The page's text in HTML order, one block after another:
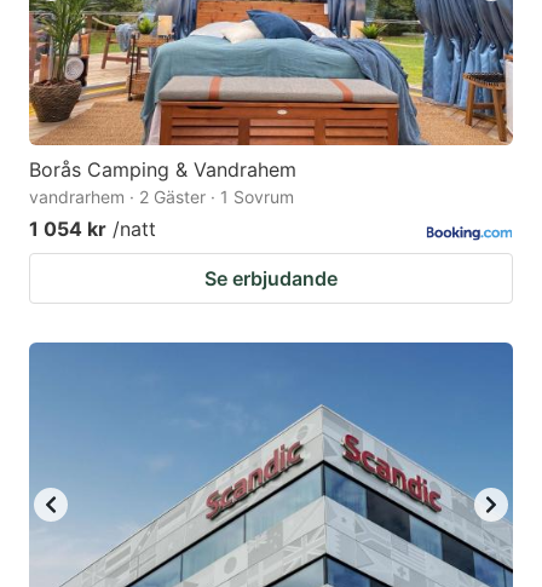
Borås Camping & Vandrahem
vandrarhem · 2 Gäster · 1 Sovrum
1 054 kr /natt
Se erbjudande